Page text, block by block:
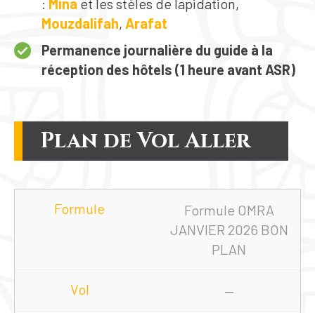
: Mina et les stèles de lapidation,
Mouzdalifah, Arafat
Permanence journalière du guide à la
réception des hôtels (1 heure avant ASR)
Plan de Vol Aller
Formule OMRA
JANVIER 2026 BON
PLAN
—